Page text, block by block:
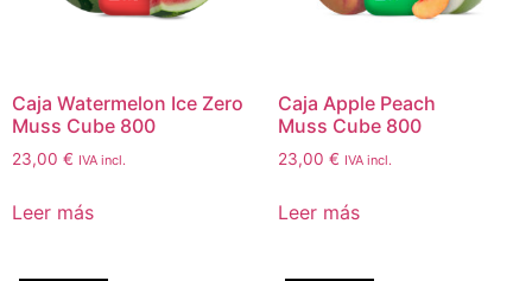
Caja Watermelon Ice Zero
Muss Cube 800
23,00 € IVA incl.
Leer más
Caja Apple Peach
Muss Cube 800
23,00 € IVA incl.
Leer más